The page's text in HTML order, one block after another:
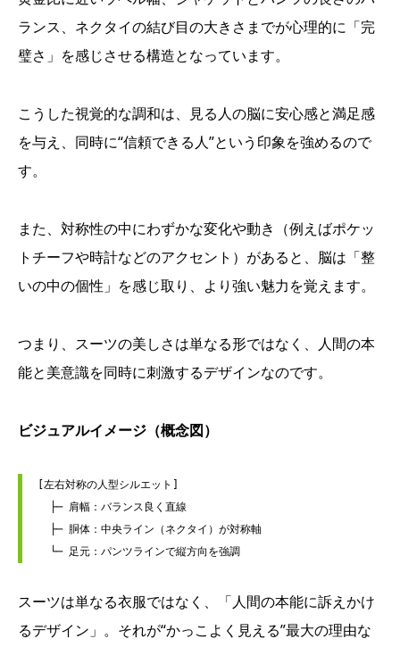
ランス、ネクタイの結び目の大きさまでが心理的に「完
璧さ」を感じさせる構造となっています。
こうした視覚的な調和は、見る人の脳に安心感と満足感
を与え、同時に“信頼できる人”という印象を強めるので
す。
また、対称性の中にわずかな変化や動き（例えばポケッ
トチーフや時計などのアクセント）があると、脳は「整
いの中の個性」を感じ取り、より強い魅力を覚えます。
つまり、スーツの美しさは単なる形ではなく、人間の本
能と美意識を同時に刺激するデザインなのです。
ビジュアルイメージ（概念図）
[左右対称の人型シルエット]
  ├─ 肩幅：バランス良く直線
  ├─ 胴体：中央ライン（ネクタイ）が対称軸
スーツは単なる衣服ではなく、「人間の本能に訴えかけ
るデザイン」。それが“かっこよく見える”最大の理由な